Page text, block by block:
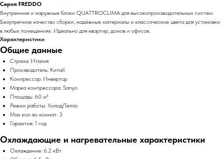
Серия FREDDO
Внутренние и наружные блоки QUATTROCLIMA для высокопроизводительных систем.
Безупречное качество сборки, надёжные материалы и классические цвета для установки
в любых помещениях. Идеально для квартир, домов и офисов.
Характеристики
Общие данные
Страна: Италия
Производитель: Китай
Компрессор: Инвертор
Марка компрессора: Sanyo
Площадь: 60 м²
Режим работы: Холод/Тепло
Max кол-во комнат: 3
Гарантия: 1 год
Охлаждающие и нагревательные характеристики
Охлаждение: 6.2 кВт